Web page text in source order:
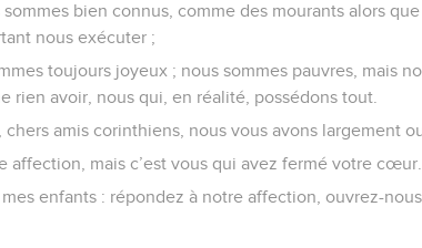
bien connus, comme des mourants alors
nous exécuter ;
toujours joyeux ; nous sommes pauvres, mais
rien avoir, nous qui, en réalité, possédons tout.
amis corinthiens, nous vous avons largement
affection, mais c’est vous qui avez fermé votre cœur.
mes enfants : répondez à notre affection, ouvrez-